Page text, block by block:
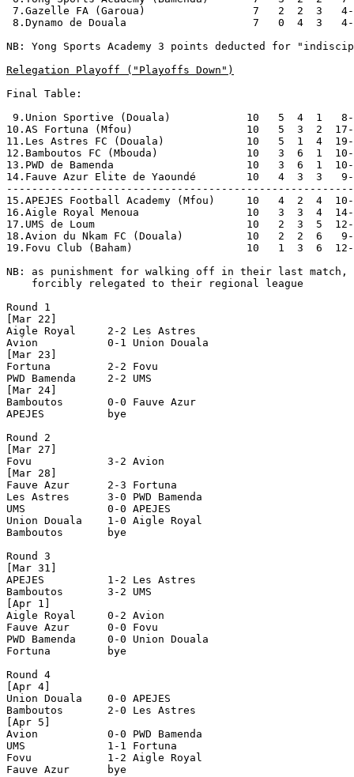
7.Gazelle FA (Garoua)                 7   2  2  3
8.Dynamo de Douala                    7   0  4  3
NB: Yong Sports Academy 3 points deducted for
Relegation Playoff ("Playoffs Down")
Final Table:
9.Union Sportive (Douala)            10   5  4  1
10.AS Fortuna (Mfou)                  10   5  3  2  17-
11.Les Astres FC (Douala)             10   5  1  4  19-
12.Bamboutos FC (Mbouda)              10   3  6  1
13.PWD de Bamenda                     10   3  6  1
14.Fauve Azur Elite de Yaoundé        10   4  3  3
15.APEJES Football Academy (Mfou)     10   4  2
16.Aigle Royal Menoua                 10   3  3  4
17.UMS de Loum                        10   2  3  5
18.Avion du Nkam FC (Douala)          10   2  2
19.Fovu Club (Baham)                  10   1  3  6
NB: as punishment for walking off in their last match,
    forcibly relegated to their regional league
Round 1
[Mar 22]
Aigle Royal     2-2 Les Astres
Avion           0-1 Union Douala
[Mar 23]
Fortuna         2-2 Fovu
PWD Bamenda     2-2 UMS
[Mar 24]
Bamboutos       0-0 Fauve Azur
APEJES          bye
Round 2
[Mar 27]
Fovu            3-2 Avion
[Mar 28]
Fauve Azur      2-3 Fortuna
Les Astres      3-0 PWD Bamenda
UMS             0-0 APEJES
Union Douala    1-0 Aigle Royal
Bamboutos       bye
Round 3
[Mar 31]
APEJES          1-2 Les Astres
Bamboutos       3-2 UMS
[Apr 1]
Aigle Royal     0-2 Avion
Fauve Azur      0-0 Fovu
PWD Bamenda     0-0 Union Douala
Fortuna         bye
Round 4
[Apr 4]
Union Douala    0-0 APEJES
Bamboutos       2-0 Les Astres
[Apr 5]
Avion           0-0 PWD Bamenda
UMS             1-1 Fortuna
Fovu            1-2 Aigle Royal
Fauve Azur      bye